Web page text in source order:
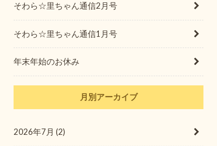
そわら☆里ちゃん通信2月号
そわら☆里ちゃん通信1月号
年末年始のお休み
月別アーカイブ
2026年7月 (2)